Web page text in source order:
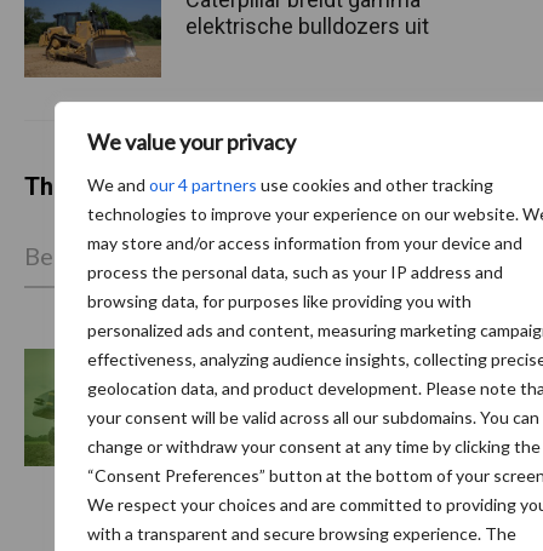
We value your privacy
We and our 4 partners use cookies and other tracking
technologies to improve your experience on our website.
may store and/or access information from your device and
process the personal data, such as your IP address and
browsing data, for purposes like providing you with
personalized ads and content, measuring marketing
effectiveness, analyzing audience insights, collecting
geolocation data, and product development. Please note
your consent will be valid across all our subdomains. You can
change or withdraw your consent at any time by clicking the
“Consent Preferences” button at the bottom of your
We respect your choices and are committed to providing
with a transparent and secure browsing experience. The
elektrische bulldozers uit
Themapagina's
Bemesting Gewas & ruwvoer Loonwerk
Case-IH CLAAS